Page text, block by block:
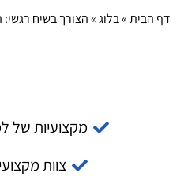
דף הבית»בלוג»הצורך בשיח רגשי:
מקצועיות של
צוות